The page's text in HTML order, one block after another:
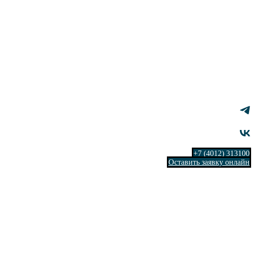
+7 (4012) 313100
Оставить заявку онлайн